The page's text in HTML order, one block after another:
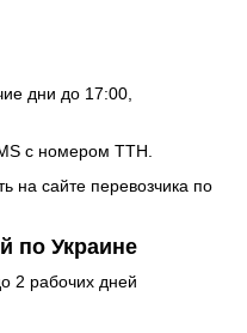
дни до 17:00,
с номером ТТН.
на сайте перевозчика по
по Украине
2 рабочих дней